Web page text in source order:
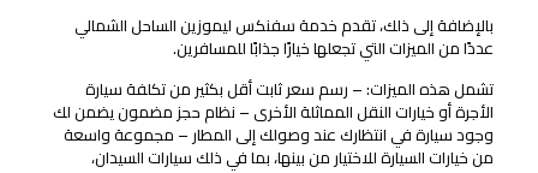
بالإضافة إلى ذلك، تقدم خدمة سفنكس ليموزين الساحل الشمالي
عددًا من الميزات التي تجعلها خيارًا جذابًا للمسافرين.
تشمل هذه الميزات: – رسم سعر ثابت أقل بكثير من تكلفة سيارة
الأجرة أو خيارات النقل المماثلة الأخرى – نظام حجز مضمون يضمن لك
وجود سيارة في انتظارك عند وصولك إلى المطار – مجموعة واسعة
من خيارات السيارة للاختيار من بينها، بما في ذلك سيارات السيدان،